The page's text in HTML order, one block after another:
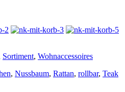
Sortiment, Wohnaccessoires
, Nussbaum, Rattan, rollbar, Teak